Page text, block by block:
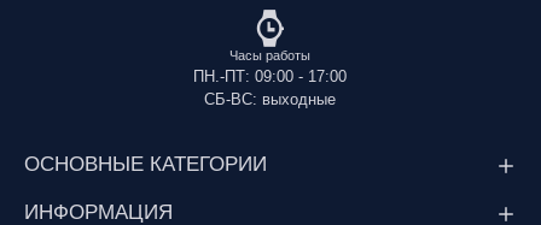
Часы работы
ПН.-ПТ: 09:00 - 17:00
СБ-ВС: выходные
ОСНОВНЫЕ КАТЕГОРИИ
ИНФОРМАЦИЯ